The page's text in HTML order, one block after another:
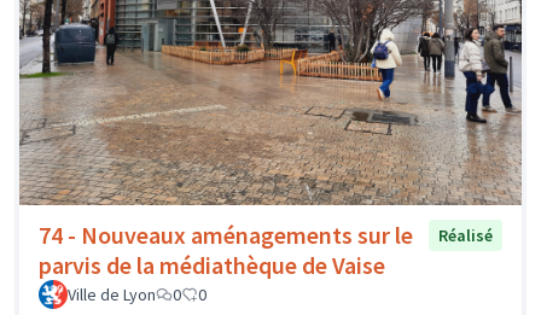
74 - Nouveaux aménagements sur le
parvis de la médiathèque de Vaise
Réalisé
Ville de Lyon 0 0